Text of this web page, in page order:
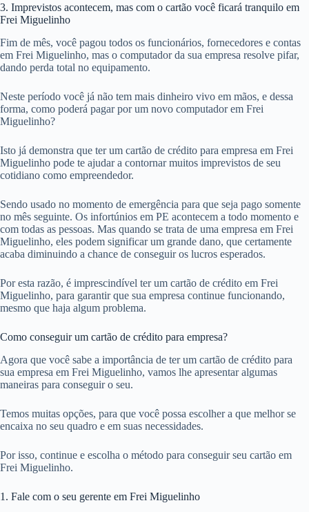
3. Imprevistos acontecem, mas com o cartão você ficará tranquilo em
Frei Miguelinho
Fim de mês, você pagou todos os funcionários, fornecedores e contas
em Frei Miguelinho, mas o computador da sua empresa resolve pifar,
dando perda total no equipamento.
Neste período você já não tem mais dinheiro vivo em mãos, e dessa
forma, como poderá pagar por um novo computador em Frei
Miguelinho?
Isto já demonstra que ter um cartão de crédito para empresa em Frei
Miguelinho pode te ajudar a contornar muitos imprevistos de seu
cotidiano como empreendedor.
Sendo usado no momento de emergência para que seja pago somente
no mês seguinte. Os infortúnios em PE acontecem a todo momento e
com todas as pessoas. Mas quando se trata de uma empresa em Frei
Miguelinho, eles podem significar um grande dano, que certamente
acaba diminuindo a chance de conseguir os lucros esperados.
Por esta razão, é imprescindível ter um cartão de crédito em Frei
Miguelinho, para garantir que sua empresa continue funcionando,
mesmo que haja algum problema.
Como conseguir um cartão de crédito para empresa?
Agora que você sabe a importância de ter um cartão de crédito para
sua empresa em Frei Miguelinho, vamos lhe apresentar algumas
maneiras para conseguir o seu.
Temos muitas opções, para que você possa escolher a que melhor se
encaixa no seu quadro e em suas necessidades.
Por isso, continue e escolha o método para conseguir seu cartão em
Frei Miguelinho.
1. Fale com o seu gerente em Frei Miguelinho